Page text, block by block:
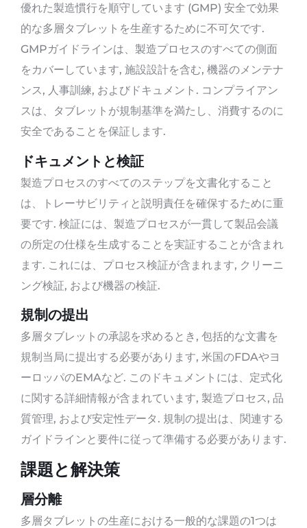
優れた製造慣行を順守しています (GMP) 安全で効果
的な多層タブレットを生産するために不可欠です.
GMPガイドラインは、製造プロセスのすべての側面
をカバーしています, 施設設計を含む, 機器のメンテナ
ンス, 人事訓練, およびドキュメント. コンプライアン
スは、タブレットが規制基準を満たし、消費するのに
安全であることを保証します.
ドキュメントと検証
製造プロセスのすべてのステップを文書化すること
は、トレーサビリティと説明責任を確保するために重
要です. 検証には、製造プロセスが一貫して製品会議
の所定の仕様を生成することを実証することが含まれ
ます. これには、プロセス検証が含まれます, クリーニ
ング検証, および機器の検証.
規制の提出
多層タブレットの承認を求めるとき, 包括的な文書を
規制当局に提出する必要があります, 米国のFDAやヨ
ーロッパのEMAなど. このドキュメントには、定式化
に関する詳細情報が含まれています, 製造プロセス, 品
質管理, および安定性データ. 規制の提出は、関連する
ガイドラインと要件に従って準備する必要があります.
課題と解決策
層分離
多層タブレットの生産における一般的な課題の1つは